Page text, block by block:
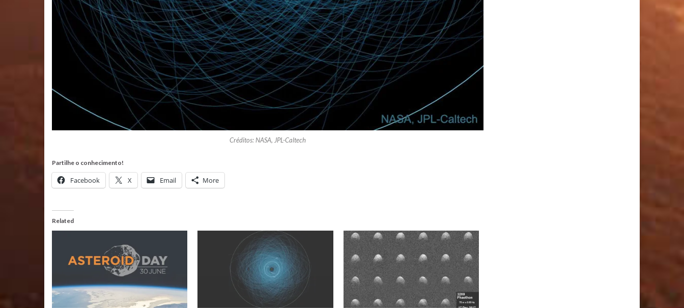
Créditos: NASA, JPL-Caltech
Partilhe o conhecimento!
Facebook X Email More
Related